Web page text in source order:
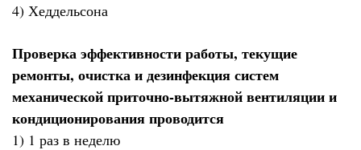
4) Хеддельсона
Проверка эффективности работы, текущие
ремонты, очистка и дезинфекция систем
механической приточно-вытяжной вентиляции и
кондиционирования проводится
1) 1 раз в неделю